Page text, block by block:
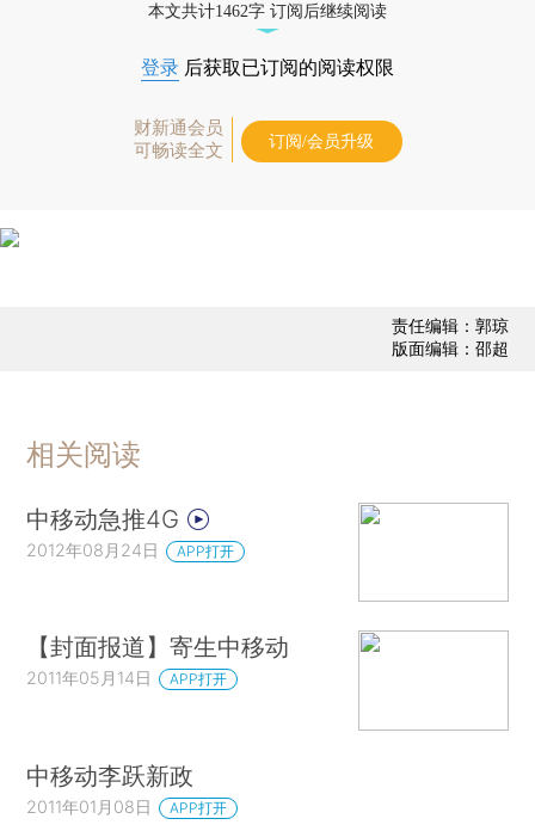
本文共计1462字 订阅后继续阅读
登录 后获取已订阅的阅读权限
财新通会员
可畅读全文
订阅/会员升级
责任编辑：郭琼
版面编辑：邵超
相关阅读
中移动急推4G
2012年08月24日 APP打开
【封面报道】寄生中移动
2011年05月14日 APP打开
中移动李跃新政
2011年01月08日 APP打开